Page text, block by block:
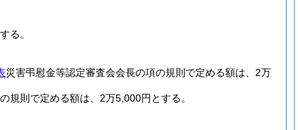
る。
災害弔慰金等認定審査会会長の項の規則で定める額は、2万
規則で定める額は、2万5,000円とする。